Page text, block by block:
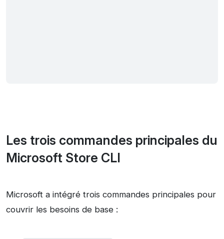
Les trois commandes principales du
Microsoft Store CLI
Microsoft a intégré trois commandes principales pour
couvrir les besoins de base :